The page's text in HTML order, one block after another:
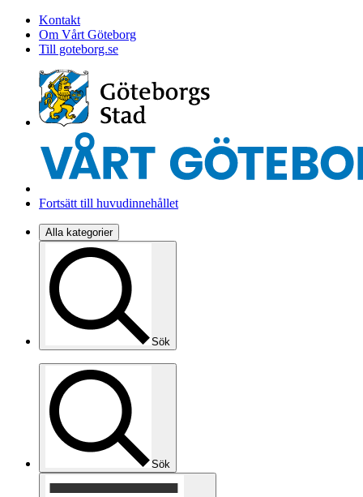
Kontakt
Om Vårt Göteborg
Till goteborg.se
Fortsätt till huvudinnehållet
Alla kategorier
Sök
Sök